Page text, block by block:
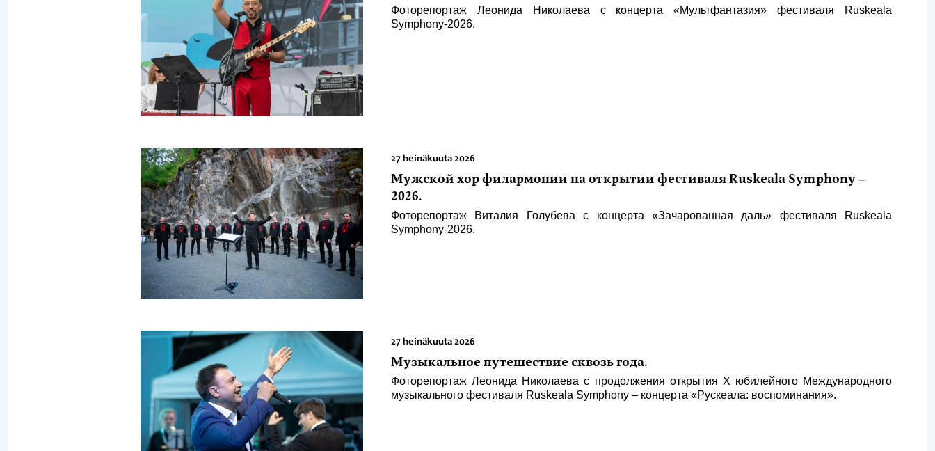
Фоторепортаж Леонида Николаева с концерта «Мультфантазия» фестиваля Ruskeala
Symphony-2026.
27 heinäkuuta 2026
Мужской хор филармонии на открытии фестиваля Ruskeala Symphony –
2026.
Фоторепортаж Виталия Голубева с концерта «Зачарованная даль» фестиваля Ruskeala
Symphony-2026.
27 heinäkuuta 2026
Музыкальное путешествие сквозь года.
Фоторепортаж Леонида Николаева с продолжения открытия Х юбилейного Международного
музыкального фестиваля Ruskeala Symphony – концерта «Рускеала: воспоминания».